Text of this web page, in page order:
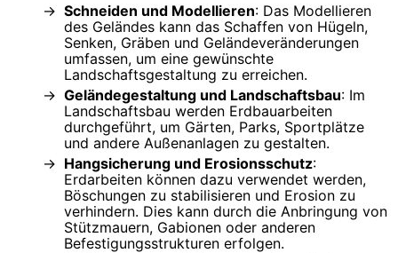
Schneiden und Modellieren: Das Modellieren
des Geländes kann das Schaffen von Hügeln,
Senken, Gräben und Geländeveränderungen
umfassen, um eine gewünschte
Landschaftsgestaltung zu erreichen.
Geländegestaltung und Landschaftsbau: Im
Landschaftsbau werden Erdbauarbeiten
durchgeführt, um Gärten, Parks, Sportplätze
und andere Außenanlagen zu gestalten.
Hangsicherung und Erosionsschutz:
Erdarbeiten können dazu verwendet werden,
Böschungen zu stabilisieren und Erosion zu
verhindern. Dies kann durch die Anbringung von
Stützmauern, Gabionen oder anderen
Befestigungsstrukturen erfolgen.